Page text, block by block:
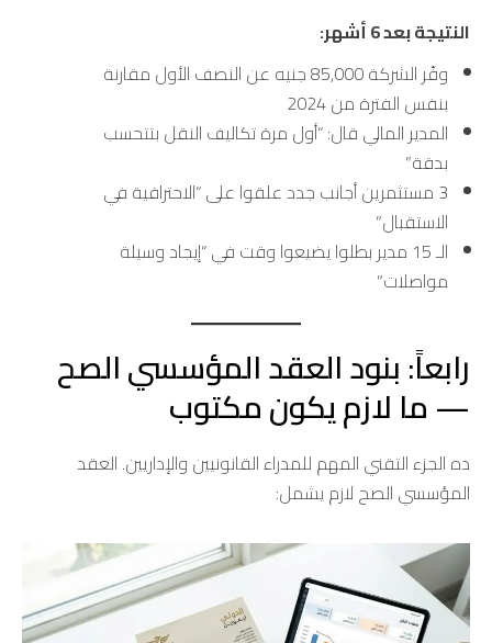
النتيجة بعد 6 أشهر:
وفّر الشركة 85,000 جنيه عن النصف الأول مقارنة
بنفس الفترة من 2024
المدير المالي قال: “أول مرة تكاليف النقل بتتحسب
بدقة”
3 مستثمرين أجانب جدد علقوا على “الاحترافية في
الاستقبال”
الـ 15 مدير بطلوا يضيعوا وقت في “إيجاد وسيلة
مواصلات”
رابعاً: بنود العقد المؤسسي الصح
— ما لازم يكون مكتوب
ده الجزء التقني المهم للمدراء القانونيين والإداريين. العقد
المؤسسي الصح لازم يشمل: